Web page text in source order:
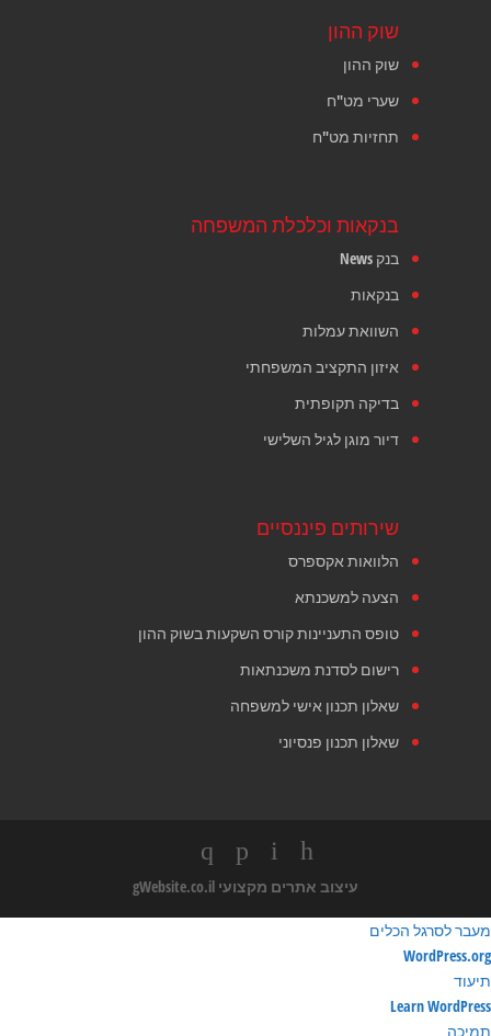
שוק ההון
שוק ההון
שערי מט"ח
תחזיות מט"ח
בנקאות וכלכלת המשפחה
בנק News
בנקאות
השוואת עמלות
איזון התקציב המשפחתי
בדיקה תקופתית
דיור מוגן לגיל השלישי
שירותים פיננסיים
הלוואות אקספרס
הצעה למשכנתא
טופס התעניינות קורס השקעות בשוק ההון
רישום לסדנת משכנתאות
שאלון תכנון אישי למשפחה
שאלון תכנון פנסיוני
עיצוב אתרים מקצועי
מעבר לסרגל הכלים
אודות
וורדפרס
WordPress.org
תיעוד
Learn WordPress
תמיכה